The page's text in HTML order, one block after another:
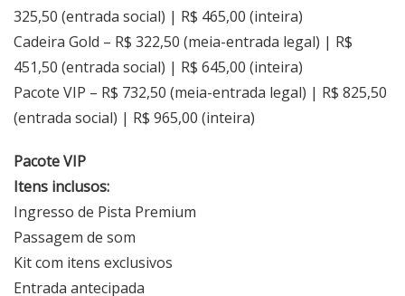
325,50 (entrada social) | R$ 465,00 (inteira)
Cadeira Gold – R$ 322,50 (meia-entrada legal) | R$
451,50 (entrada social) | R$ 645,00 (inteira)
Pacote VIP – R$ 732,50 (meia-entrada legal) | R$ 825,50
(entrada social) | R$ 965,00 (inteira)
Pacote VIP
Itens inclusos:
Ingresso de Pista Premium
Passagem de som
Kit com itens exclusivos
Entrada antecipada